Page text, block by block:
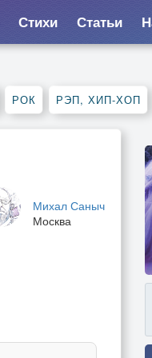
Стихи Статьи
РОК РЭП, ХИП-ХОП
Михал Саныч
Москва